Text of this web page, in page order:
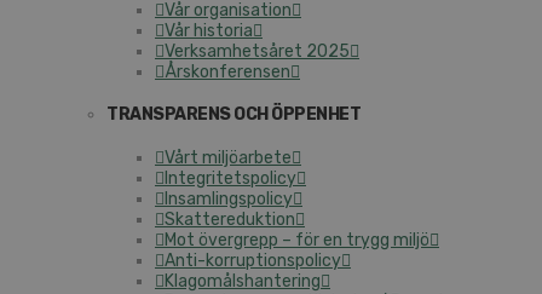
Vår organisation
Vår historia
Verksamhetsåret 2025
Årskonferensen
TRANSPARENS OCH ÖPPENHET
Vårt miljöarbete
Integritetspolicy
Insamlingspolicy
Skattereduktion
Mot övergrepp – för en trygg miljö
Anti-korruptionspolicy
Klagomålshantering